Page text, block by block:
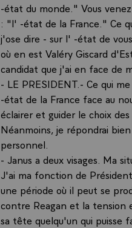
-état du monde." Vous
: "l' -état de la France." Ce
j'ose dire - sur l' -état de
où en est Valéry Giscard
candidat que j'ai en face de
- LE PRESIDENT.- Ce qui
-état de la France face au
éclairer et guider le choix
Néanmoins, je répondrai
personnel.
- Janus a deux visages. Ma
J'ai ma fonction de
une période où il peut se
contre Reagan et la tension
sa tête quelqu'un qui puisse